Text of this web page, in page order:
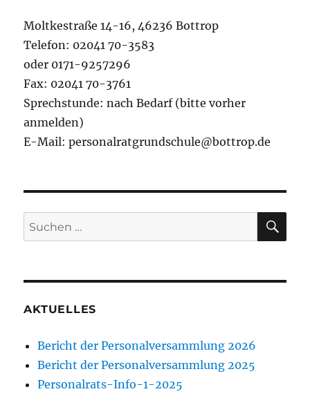
Moltkestraße 14-16, 46236 Bottrop
Telefon: 02041 70-3583
oder 0171-9257296
Fax: 02041 70-3761
Sprechstunde: nach Bedarf (bitte vorher
anmelden)
E-Mail: personalratgrundschule@bottrop.de
Suchen
nach:
AKTUELLES
Bericht der Personalversammlung 2026
Bericht der Personalversammlung 2025
Personalrats-Info-1-2025